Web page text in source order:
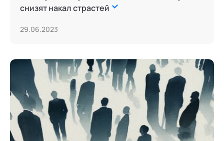
снизят накал страстей
29.06.2023